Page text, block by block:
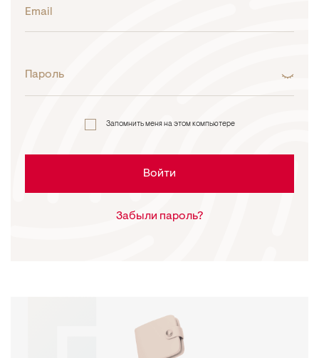
Email
Пароль
Запомнить меня на этом компьютере
Войти
Забыли пароль?